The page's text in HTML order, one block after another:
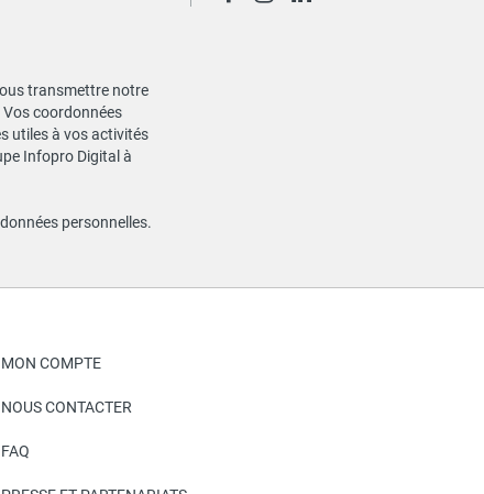
transmettre notre
coordonnées
utiles à vos activités
Infopro Digital à
personnelles.
MON COMPTE
NOUS CONTACTER
FAQ